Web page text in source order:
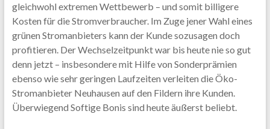
gleichwohl extremen Wettbewerb – und somit billigere
Kosten für die Stromverbraucher. Im Zuge jener Wahl eines
grünen Stromanbieters kann der Kunde sozusagen doch
profitieren. Der Wechselzeitpunkt war bis heute nie so gut
denn jetzt – insbesondere mit Hilfe von Sonderprämien
ebenso wie sehr geringen Laufzeiten verleiten die Öko-
Stromanbieter Neuhausen auf den Fildern ihre Kunden.
Überwiegend Softige Bonis sind heute äußerst beliebt.